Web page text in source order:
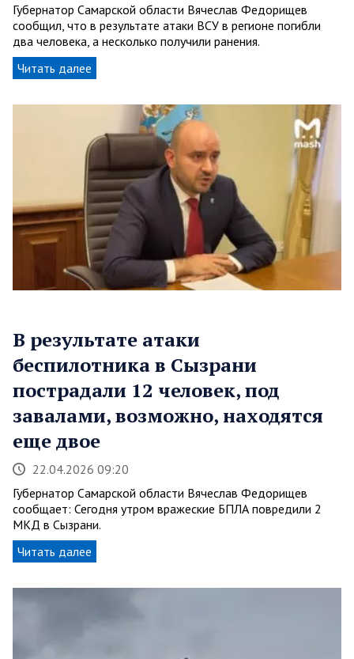
Губернатор Самарской области Вячеслав Федорищев
сообщил, что в результате атаки ВСУ в регионе погибли
два человека, а несколько получили ранения.
Читать далее
В результате атаки
беспилотника в Сызрани
пострадали 12 человек, под
завалами, возможно, находятся
еще двое
22.04.2026 09:20
Губернатор Самарской области Вячеслав Федорищев
сообщает: Сегодня утром вражеские БПЛА повредили 2
МКД в Сызрани.
Читать далее